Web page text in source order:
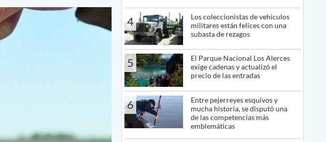
4
Los coleccionistas de vehículos
militares están felices con una
subasta de rezagos
5
El Parque Nacional Los Alerces
exige cadenas y actualizó el
precio de las entradas
6
Entre pejerreyes esquivos y
mucha historia, se disputó una
de las competencias más
emblemáticas